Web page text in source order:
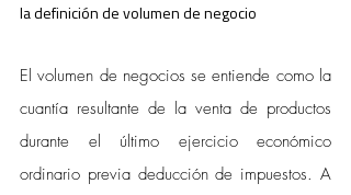
la definición de volumen de negocio
El volumen de negocios se entiende como la
cuantía resultante de la venta de productos
durante el último ejercicio económico
ordinario previa deducción de impuestos. A